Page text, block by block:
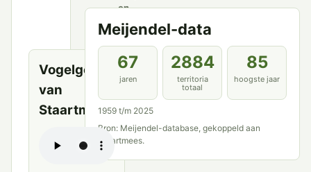
en
openbare
bronnen
Vogelgeluid
van
Staartmees
Meijendel-data
67
jaren
2884
territoria
totaal
85
hoogste jaar
1959 t/m 2025
Bron: Meijendel-database, gekoppeld aan
Staartmees.